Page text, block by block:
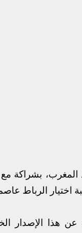
بشراكة مع
الرباط عاصمة
هذا الإصدار